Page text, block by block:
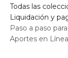
Todas las
Liquidación y
Paso a paso
Aportes en Línea